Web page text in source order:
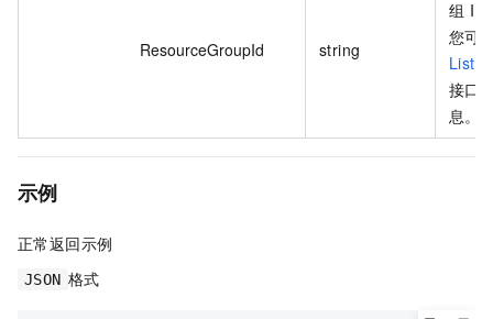
ResourceGroupId string
组 ID
您可
接口
息。
示例
正常返回示例
JSON 格式